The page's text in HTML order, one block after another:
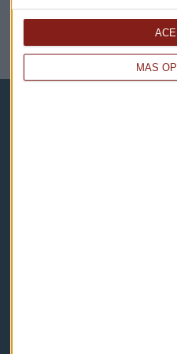
MÁS
Íñigo de Lorenzo (Fox
Rompiendo Reglas